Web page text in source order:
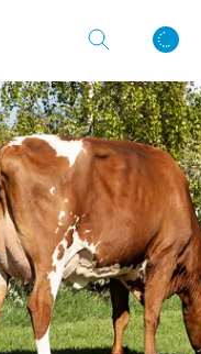
ind med det samme